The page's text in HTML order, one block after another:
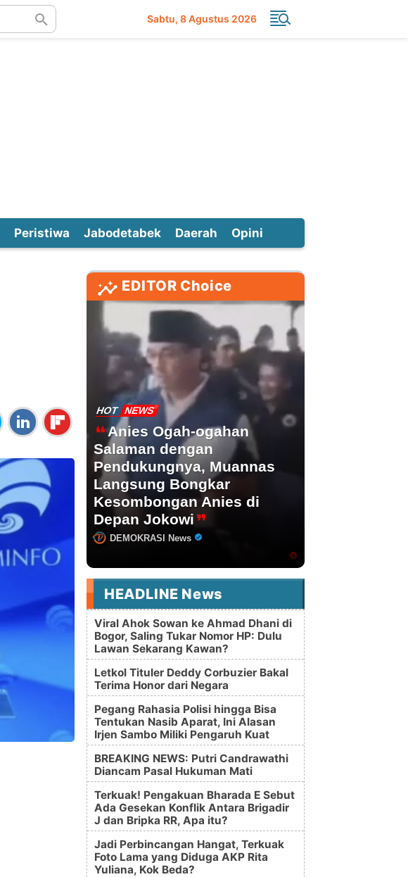
Sabtu 8 Agustus 2026
Peristiwa Jabodetabek Daerah Opini
EDITOR Choice
HOT NEWS
Anies Ogah-ogahan
Salaman dengan
Pendukungnya, Muannas
Langsung Bongkar
Kesombongan Anies di
Depan Jokowi
DEMOKRASI News
HEADLINE News
Viral Ahok Sowan ke Ahmad Dhani di
Bogor, Saling Tukar Nomor HP: Dulu
Lawan Sekarang Kawan?
Letkol Tituler Deddy Corbuzier Bakal
Terima Honor dari Negara
Pegang Rahasia Polisi hingga Bisa
Tentukan Nasib Aparat, Ini Alasan
Irjen Sambo Miliki Pengaruh Kuat
BREAKING NEWS: Putri Candrawathi
Diancam Pasal Hukuman Mati
Terkuak! Pengakuan Bharada E Sebut
Ada Gesekan Konflik Antara Brigadir
J dan Bripka RR, Apa itu?
Jadi Perbincangan Hangat, Terkuak
Foto Lama yang Diduga AKP Rita
Yuliana, Kok Beda?